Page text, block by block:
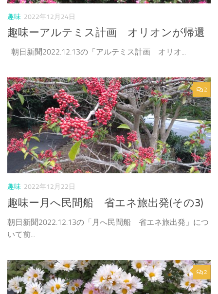
趣味 2022年12月24日
趣味ーアルテミス計画 オリオンが帰還
朝日新聞2022.12.13の「アルテミス計画 オリオ...
2
趣味 2022年12月22日
趣味ー月へ民間船 省エネ旅出発(その3)
朝日新聞2022.12.13の「月へ民間船 省エネ旅出発」につ
いて前...
2